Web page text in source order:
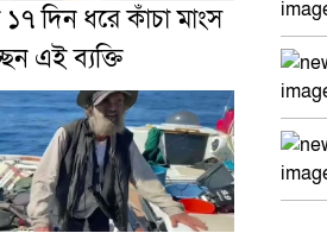
১৭ দিন ধরে কাঁচা মাংস
এই ব্যক্তি